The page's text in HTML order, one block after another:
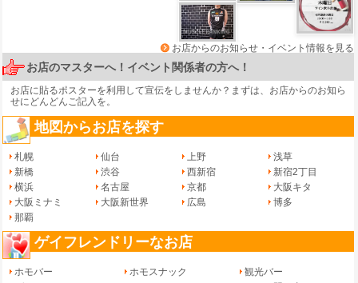
お店からのお知らせ・イベント情報を見る
お店のマスターへ！イベント関係者の方へ！
お店に貼るポスターを利用して宣伝をしませんか？まずは、 お店からのお知ら
せにどんどんご記入を。
地図からお店を探す
札幌 仙台 上野
浅草
新橋
渋谷 西新宿
新宿2丁目
横浜
名古屋 京都
大阪キタ
大阪ミナミ
大阪新世界 広島
博多
那覇
ゲイフレンドリーなお店
ホモバー ホモスナック
観光バー